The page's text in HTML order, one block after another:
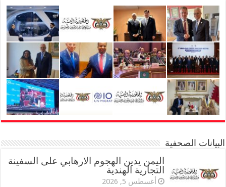
البيانات الصحفية
اليمن يدين الهجوم الارهابي على السفينة
التجارية الهندية
أغسطس 5, 2026